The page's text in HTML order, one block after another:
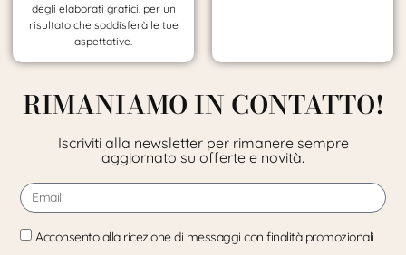
degli elaborati grafici, per un
risultato che soddisferà le tue
aspettative.
RIMANIAMO IN CONTATTO!
Iscriviti alla newsletter per rimanere sempre
aggiornato su offerte e novità.
Acconsento alla ricezione di messaggi con finalità promozionali